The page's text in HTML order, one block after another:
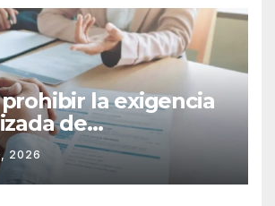
la exigencia
de
penales para
en México
2026